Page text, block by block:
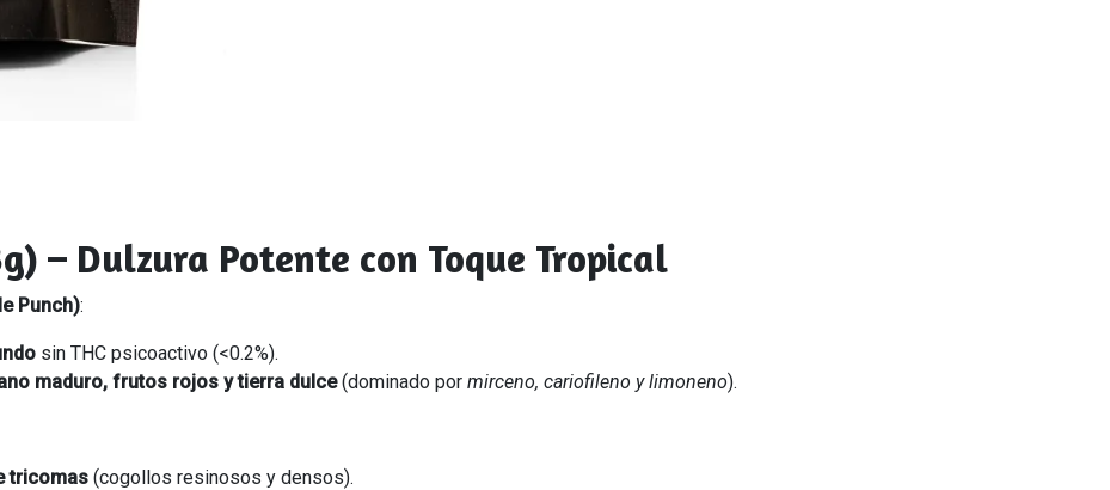
– Dulzura Potente con Toque Tropical
Punch):
sin THC psicoactivo (<0.2%).
maduro, frutos rojos y tierra dulce(dominado por mirceno, cariofileno y limoneno).
tricomas (cogollos resinosos y densos).